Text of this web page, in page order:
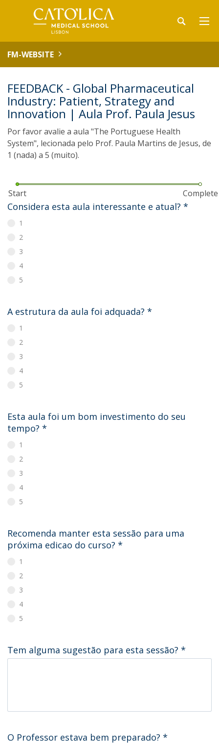
FM-WEBSITE
FEEDBACK - Global Pharmaceutical
Industry: Patient, Strategy and
Innovation | Aula Prof. Paula Jesus
Por favor avalie a aula "The Portuguese Health
System", lecionada pelo Prof. Paula Martins de Jesus, de
1 (nada) a 5 (muito).
Start Complete
Considera esta aula interessante e atual? *
1
2
3
4
5
A estrutura da aula foi adquada? *
1
2
3
4
5
Esta aula foi um bom investimento do seu
tempo? *
1
2
3
4
5
Recomenda manter esta sessão para uma
próxima edicao do curso? *
1
2
3
4
5
Tem alguma sugestão para esta sessão? *
O Professor estava bem preparado? *